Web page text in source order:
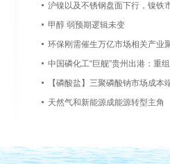
沪镍以及不锈钢盘面下行，镍铁
甲醇 弱预期逻辑未变
环保刚需催生万亿市场相关产业
中国磷化工“巨舰”贵州出港：重
【磷酸盐】三聚磷酸钠市场成
天然气和新能源成能源转型主角